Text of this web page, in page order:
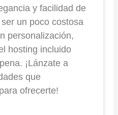
y facilidad de
un poco costosa
personalización,
hosting incluido
¡Lánzate a
que
ofrecerte!